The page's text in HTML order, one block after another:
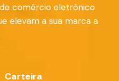
comércio eletrónico
elevam a sua marca a
Carteira